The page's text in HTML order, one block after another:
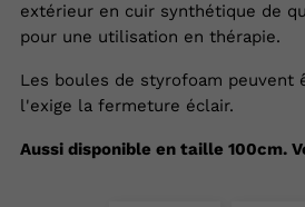
extérieur en cuir synthétique de
pour une utilisation en thérapie.
Les boules de styrofoam peuvent
l'exige la fermeture éclair.
Aussi disponible en taille 100cm.